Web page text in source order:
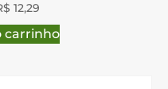
12,29
carrinho